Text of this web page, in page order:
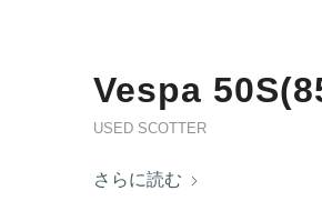
Vespa
USED SCOTTER
さらに読む